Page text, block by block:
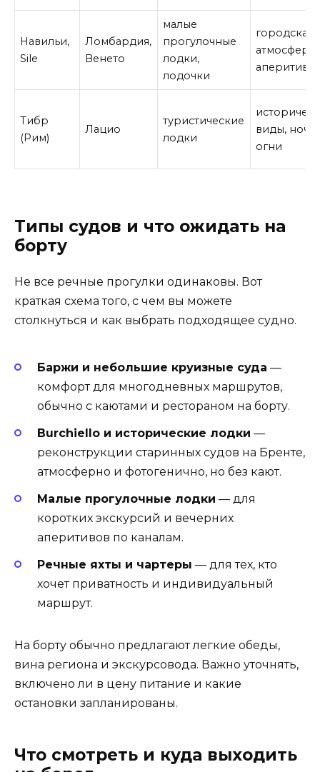
Навильи,
Sile
Ломбардия,
Венето
малые
прогулочные
лодки,
лодочки
городская
атмосфера,
аперитив
Тибр
(Рим)
Лацио
туристические
лодки
виды,
огни
Типы судов и что ожидать на
борту
Не все речные прогулки одинаковы. Вот
краткая схема того, с чем вы можете
столкнуться и как выбрать подходящее судно.
Баржи и небольшие круизные суда —
комфорт для многодневных маршрутов,
обычно с каютами и рестораном на борту.
Burchiello и исторические лодки —
реконструкции старинных судов на Бренте,
атмосферно и фотогенично, но без кают.
Малые прогулочные лодки — для
коротких экскурсий и вечерних
аперитивов по каналам.
Речные яхты и чартеры — для тех, кто
хочет приватность и индивидуальный
маршрут.
На борту обычно предлагают легкие обеды,
вина региона и экскурсовода. Важно уточнять,
включено ли в цену питание и какие
остановки запланированы.
Что смотреть и куда выходить